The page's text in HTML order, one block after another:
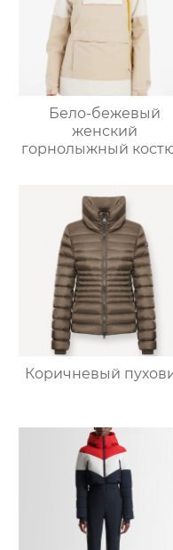
Бело-бежевый
женский
горнолыжный
Коричневый